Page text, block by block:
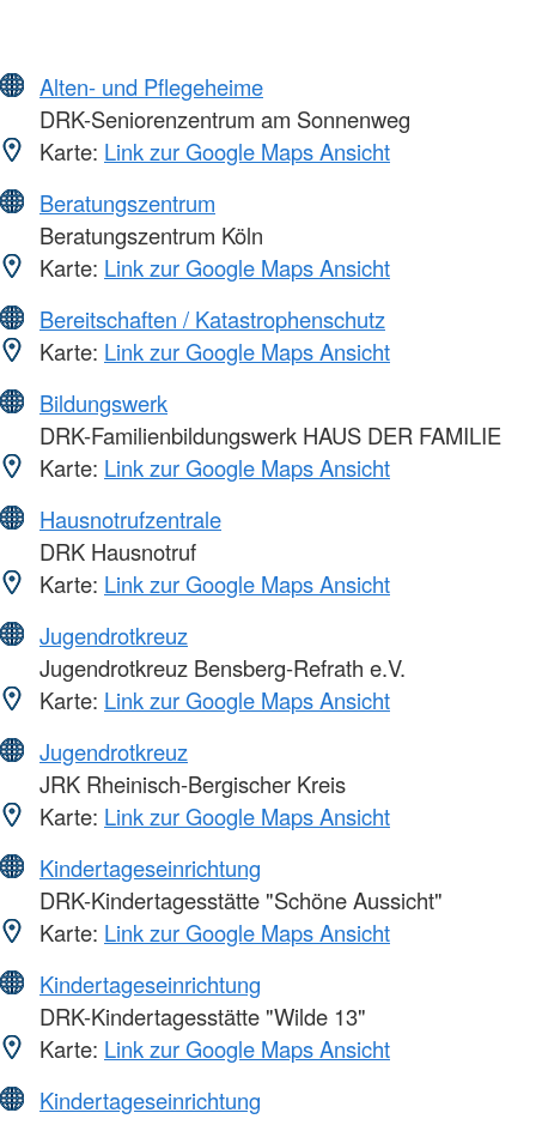
Alten- und Pflegeheime
DRK-Seniorenzentrum am Sonnenweg
Karte: Link zur Google Maps Ansicht
Beratungszentrum
Beratungszentrum Köln
Karte: Link zur Google Maps Ansicht
Bereitschaften / Katastrophenschutz
Karte: Link zur Google Maps Ansicht
Bildungswerk
DRK-Familienbildungswerk HAUS DER FAMILIE
Karte: Link zur Google Maps Ansicht
Hausnotrufzentrale
DRK Hausnotruf
Karte: Link zur Google Maps Ansicht
Jugendrotkreuz
Jugendrotkreuz Bensberg-Refrath e.V.
Karte: Link zur Google Maps Ansicht
Jugendrotkreuz
JRK Rheinisch-Bergischer Kreis
Karte: Link zur Google Maps Ansicht
Kindertageseinrichtung
DRK-Kindertagesstätte "Schöne Aussicht"
Karte: Link zur Google Maps Ansicht
Kindertageseinrichtung
DRK-Kindertagesstätte "Wilde 13"
Karte: Link zur Google Maps Ansicht
Kindertageseinrichtung